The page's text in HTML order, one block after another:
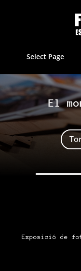
Select Page
El
Exposició de